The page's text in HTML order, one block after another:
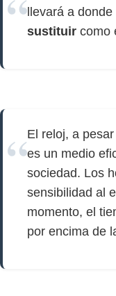
llevará a
sustituir como
El reloj, a
es un medio
sociedad. Los
sensibilidad al
momento, el
por encima de